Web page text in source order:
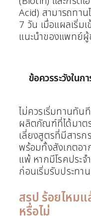
Acid) สามารถทา
7 วัน เมื่อแผลเริ่ม
แนะนำของแพทย์
ข้อควรระวังในก
ไม่ควรเริ่มทานทัน
ผลิตภัณฑ์ที่ได้มาต
เลี่ยงสูตรที่มีสารก
พร้อมทั้งสังเกตอ
แพ้ หากมีโรคประ
ก่อนเริ่มรับประทา
สรุป ร้อยไหม
หรือไม่